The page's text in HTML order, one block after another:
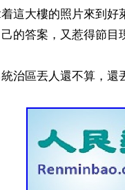
這大樓的照片來到
的答案，又惹得節目